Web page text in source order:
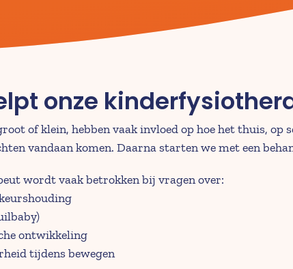
onze
of klein, hebben vaak invloed op hoe het thuis,
vandaan komen. Daarna starten we met een
wordt vaak betrokken bij vragen over:
ontwikkeling
tijdens bewegen